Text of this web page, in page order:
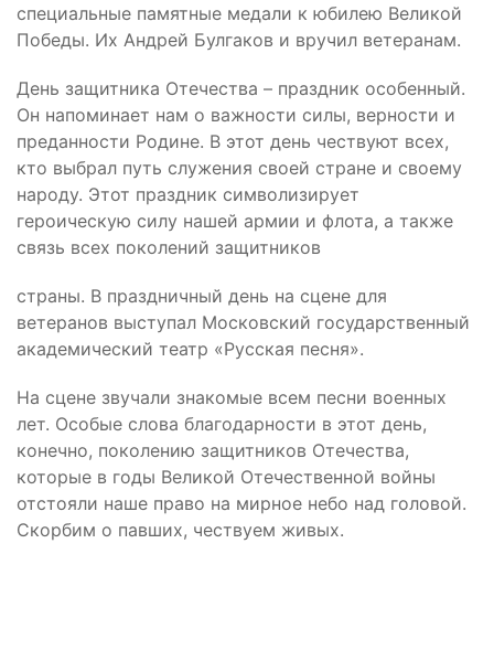
специальные памятные медали к юбилею Великой
Победы. Их Андрей Булгаков и вручил ветеранам.
День защитника Отечества – праздник особенный.
Он напоминает нам о важности силы, верности и
преданности Родине. В этот день чествуют всех,
кто выбрал путь служения своей стране и своему
народу. Этот праздник символизирует
героическую силу нашей армии и флота, а также
связь всех поколений защитников
страны. В праздничный день на сцене для
ветеранов выступал Московский государственный
академический театр «Русская песня».
На сцене звучали знакомые всем песни военных
лет. Особые слова благодарности в этот день,
конечно, поколению защитников Отечества,
которые в годы Великой Отечественной войны
отстояли наше право на мирное небо над головой.
Скорбим о павших, чествуем живых.